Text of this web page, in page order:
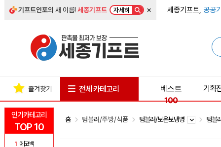
기프트인포의 새 이름!세종기프트 자세히 × 세종기프트, 공공
인기카테고리
TOP 10
1 에코백
즐겨찾기 전체 카테고리
베스트
100
기획
홈 텀블러/주방/식품 텀블러/보온보냉병 텀블